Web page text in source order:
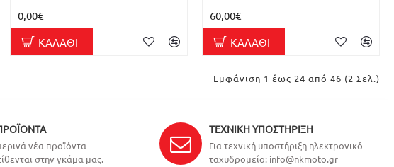
0,00€
ΚΑΛΆΘΙ
60,00€
ΚΑΛΆΘΙ
Εμφάνιση 1 έως 24 από 46 (2 Σελ.)
νέα προϊόντα
στην γκάμα μας.
ΤΕΧΝΙΚΉ ΥΠΟΣΤΉΡΙΞΗ
Για τεχνική υποστήριξη ηλεκτρονικό
ταχυδρομείο: info@nkmoto.gr